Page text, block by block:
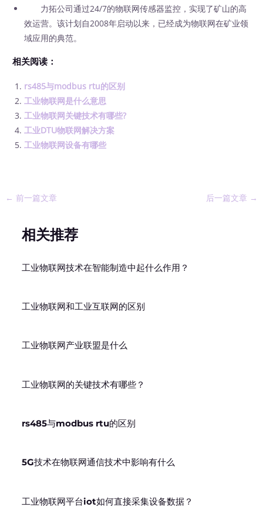
力拓公司通过24/7的物联网传感器监控，实现了矿山的高
效运营。该计划自2008年启动以来，已经成为物联网在矿业领
域应用的典范。
相关阅读：
rs485与modbus rtu的区别
工业物联网是什么意思
工业物联网关键技术有哪些?
工业DTU物联网解决方案
工业物联网设备有哪些
← 前一篇文章 后一篇文章 →
相关推荐
工业物联网技术在智能制造中起什么作用？
工业物联网和工业互联网的区别
工业物联网产业联盟是什么
工业物联网的关键技术有哪些？
rs485与modbus rtu的区别
5G技术在物联网通信技术中影响有什么
工业物联网平台iot如何直接采集设备数据？